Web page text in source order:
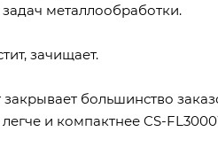
металлообработки.
зачищает.
большинство
и компактнее CS-